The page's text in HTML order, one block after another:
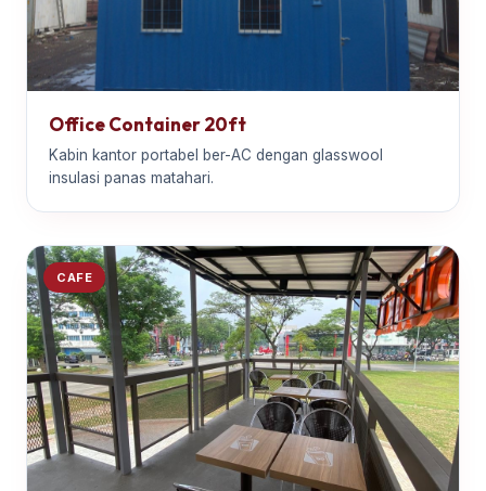
Office Container 20ft
Kabin kantor portabel ber-AC dengan glasswool
insulasi panas matahari.
CAFE